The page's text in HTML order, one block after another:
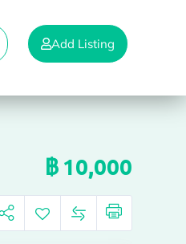
Add Listing
฿ 10,000